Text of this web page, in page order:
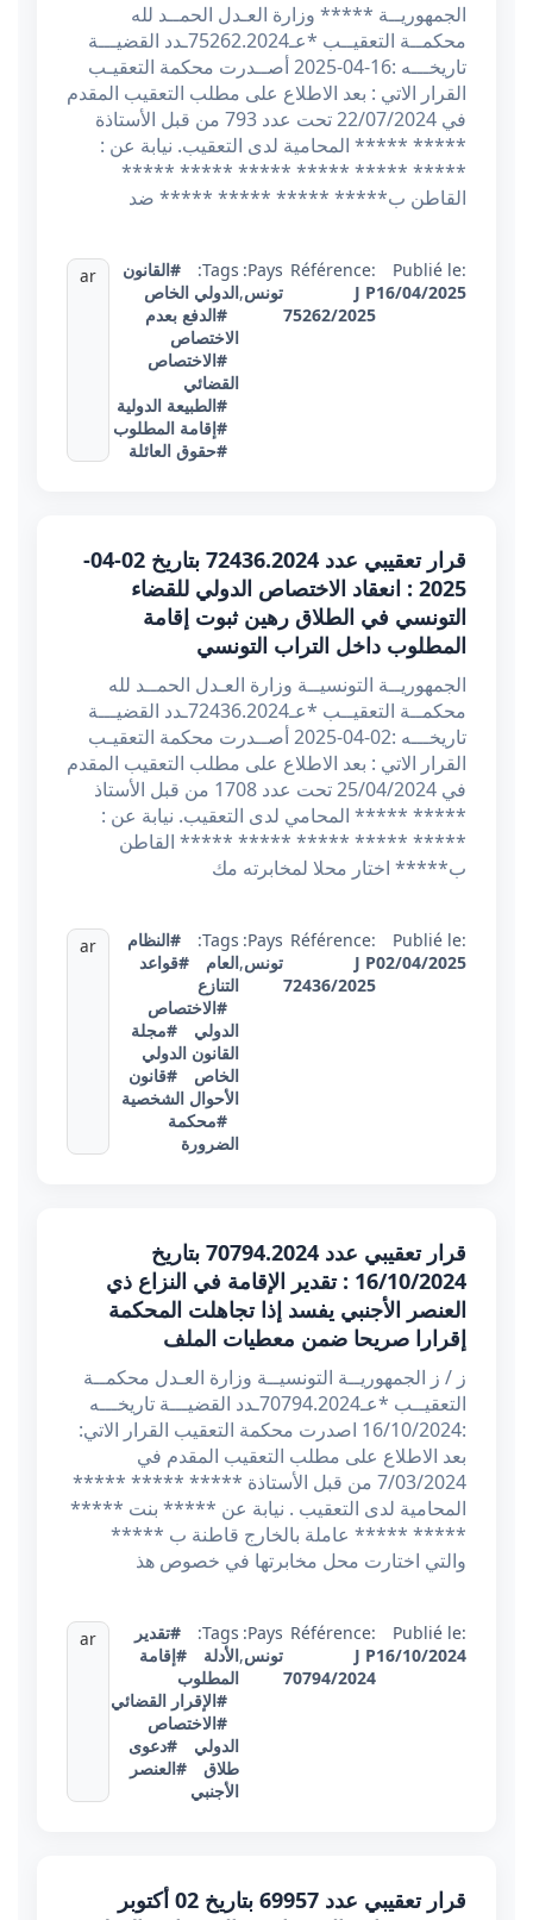
الجمهوريــة ***** وزارة العـدل الحمــد لله
محكمــة التعقيــب *عـ75262.2024ـدد القضيـــة
تاريخـــه :16-04-2025 أصــدرت محكمة التعقيـب
القرار الاتي : بعد الاطلاع على مطلب التعقيب المقدم
في 22/07/2024 تحت عدد 793 من قبل الأستاذة
***** ***** المحامية لدى التعقيب. نيابة عن :
***** ***** ***** ***** ***** *****
القاطن ب***** ***** ***** ***** ضد
Publié le:
16/04/2025
Référence:
J P
75262/2025
Pays:
تونس,
Tags:
#القانون
الدولي الخاص
#الدفع بعدم
الاختصاص
#الاختصاص
القضائي
#الطبيعة الدولية
#إقامة المطلوب
#حقوق العائلة
ar
قرار تعقيبي عدد 72436.2024 بتاريخ 02-04-
2025 : انعقاد الاختصاص الدولي للقضاء
التونسي في الطلاق رهين ثبوت إقامة
المطلوب داخل التراب التونسي
الجمهوريــة التونسيــة وزارة العـدل الحمــد لله
محكمــة التعقيــب *عـ72436.2024ـدد القضيـــة
تاريخـــه :02-04-2025 أصــدرت محكمة التعقيـب
القرار الاتي : بعد الاطلاع على مطلب التعقيب المقدم
في 25/04/2024 تحت عدد 1708 من قبل الأستاذ
***** ***** المحامي لدى التعقيب. نيابة عن :
***** ***** ***** ***** ***** القاطن
ب***** اختار محلا لمخابرته مك
Publié le:
02/04/2025
Référence:
J P
72436/2025
Pays:
تونس,
Tags:
#النظام
العام
#قواعد
التنازع
#الاختصاص
الدولي
#مجلة
القانون الدولي
الخاص
#قانون
الأحوال الشخصية
#محكمة
الضرورة
ar
قرار تعقيبي عدد 70794.2024 بتاريخ
16/10/2024 : تقدير الإقامة في النزاع ذي
العنصر الأجنبي يفسد إذا تجاهلت المحكمة
إقرارا صريحا ضمن معطيات الملف
ز / ز الجمهوريــة التونسيــة وزارة العـدل محكمــة
التعقيــب *عـ70794.2024ـدد القضيـــة تاريخـــه
:16/10/2024 اصدرت محكمة التعقيب القرار الاتي:
بعد الاطلاع على مطلب التعقيب المقدم في
7/03/2024 من قبل الأستاذة ***** ***** *****
المحامية لدى التعقيب . نيابة عن ***** بنت *****
***** ***** عاملة بالخارج قاطنة ب *****
والتي اختارت محل مخابرتها في خصوص هذ
Publié le:
16/10/2024
Référence:
J P
70794/2024
Pays:
تونس,
Tags:
#تقدير
الأدلة
#إقامة
المطلوب
#الإقرار القضائي
#الاختصاص
الدولي
#دعوى
طلاق
#العنصر
الأجنبي
ar
قرار تعقيبي عدد 69957 بتاريخ 02 أكتوبر